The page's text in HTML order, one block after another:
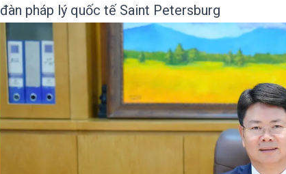
đàn pháp lý quốc tế Saint Petersburg